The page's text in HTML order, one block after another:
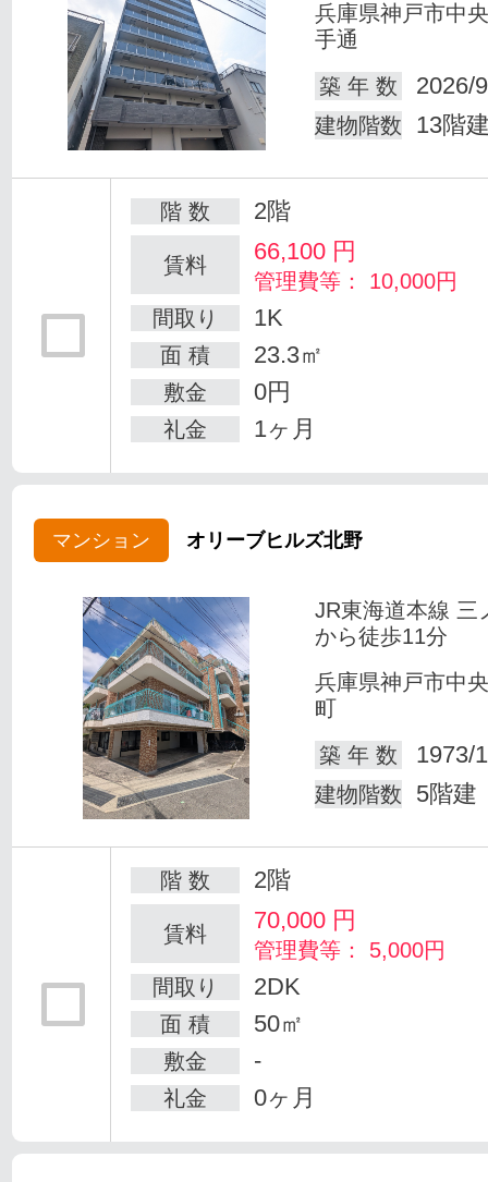
兵庫県神戸市中
手通
築 年 数
2026/
建物階数 13階
階 数 2階
賃料 66,100 円
管理費等： 10,000円
間取り
1K
面 積 23.3㎡
敷金 0円
礼金 1ヶ月
マンション オリーブヒルズ北野
JR東海道本線 三
から徒歩11分
兵庫県神戸市中
町
築 年 数
1973/
建物階数 5階建
階 数 2階
賃料 70,000 円
管理費等： 5,000円
間取り
2DK
面 積 50㎡
敷金 -
礼金 0ヶ月